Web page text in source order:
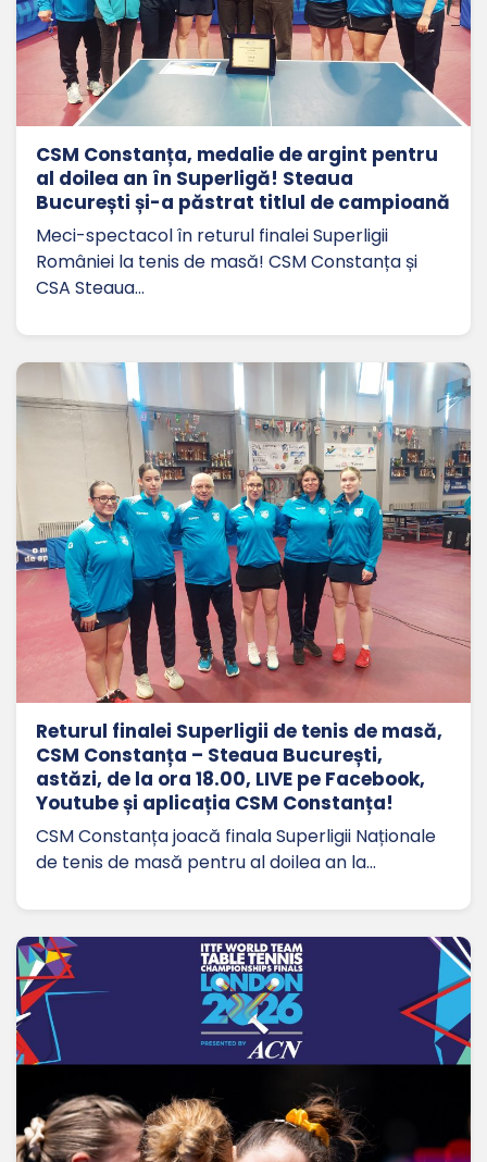
CSM Constanța, medalie de argint pentru
al doilea an în Superligă! Steaua
București și-a păstrat titlul de campioană
Meci-spectacol în returul finalei Superligii
României la tenis de masă! CSM Constanța și
CSA Steaua…
Returul finalei Superligii de tenis de masă,
CSM Constanța – Steaua București,
astăzi, de la ora 18.00, LIVE pe Facebook,
Youtube și aplicația CSM Constanța!
CSM Constanța joacă finala Superligii Naționale
de tenis de masă pentru al doilea an la…